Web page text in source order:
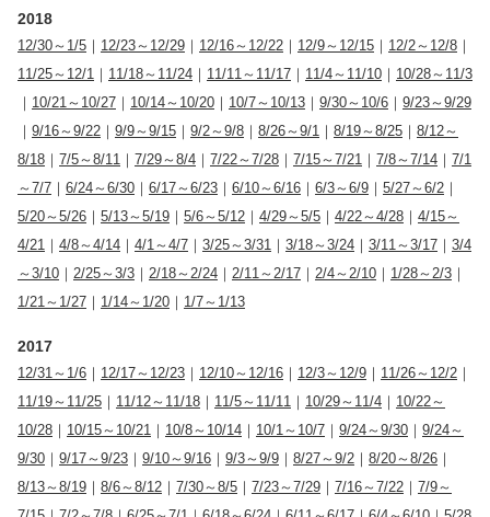
2018
12/30～1/5 ｜ 12/23～12/29 ｜ 12/16～12/22 ｜ 12/9～12/15 ｜ 12/2～12/8 ｜
11/25～12/1 ｜ 11/18～11/24 ｜ 11/11～11/17 ｜ 11/4～11/10 ｜ 10/28～11/3
｜ 10/21～10/27 ｜ 10/14～10/20 ｜ 10/7～10/13 ｜ 9/30～10/6 ｜ 9/23～9/29
｜ 9/16～9/22 ｜ 9/9～9/15 ｜ 9/2～9/8 ｜ 8/26～9/1 ｜ 8/19～8/25 ｜ 8/12～
8/18 ｜ 7/5～8/11 ｜ 7/29～8/4 ｜ 7/22～7/28 ｜ 7/15～7/21 ｜ 7/8～7/14 ｜ 7/1
～7/7 ｜ 6/24～6/30 ｜ 6/17～6/23 ｜ 6/10～6/16 ｜ 6/3～6/9 ｜ 5/27～6/2 ｜
5/20～5/26 ｜ 5/13～5/19 ｜ 5/6～5/12 ｜ 4/29～5/5 ｜ 4/22～4/28 ｜ 4/15～
4/21 ｜ 4/8～4/14 ｜ 4/1～4/7 ｜ 3/25～3/31 ｜ 3/18～3/24 ｜ 3/11～3/17 ｜ 3/4
～3/10 ｜ 2/25～3/3 ｜ 2/18～2/24 ｜ 2/11～2/17 ｜ 2/4～2/10 ｜ 1/28～2/3 ｜
1/21～1/27 ｜ 1/14～1/20 ｜ 1/7～1/13
2017
12/31～1/6 ｜ 12/17～12/23 ｜ 12/10～12/16 ｜ 12/3～12/9 ｜ 11/26～12/2 ｜
11/19～11/25 ｜ 11/12～11/18 ｜ 11/5～11/11 ｜ 10/29～11/4 ｜ 10/22～
10/28 ｜ 10/15～10/21 ｜ 10/8～10/14 ｜ 10/1～10/7 ｜ 9/24～9/30 ｜ 9/24～
9/30 ｜ 9/17～9/23 ｜ 9/10～9/16 ｜ 9/3～9/9 ｜ 8/27～9/2 ｜ 8/20～8/26 ｜
8/13～8/19 ｜ 8/6～8/12 ｜ 7/30～8/5 ｜ 7/23～7/29 ｜ 7/16～7/22 ｜ 7/9～